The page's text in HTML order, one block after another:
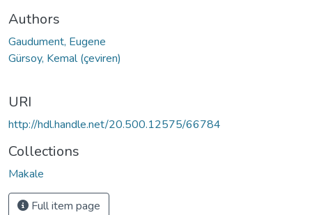
Authors
Gaudument, Eugene
Gürsoy, Kemal (çeviren)
URI
http://hdl.handle.net/20.500.12575/66784
Collections
Makale
Full item page